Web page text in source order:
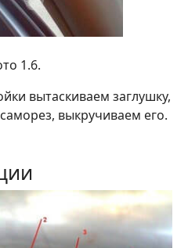
1.6.
вытаскиваем заглушку,
выкручиваем его.